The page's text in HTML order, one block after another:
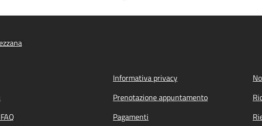
Informativa privacy
Prenotazione appuntamento
Pagamenti